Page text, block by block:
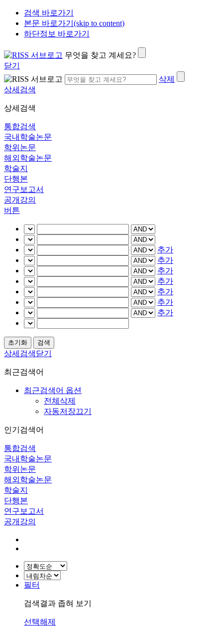
검색 바로가기
본문 바로가기(skip to content)
하단정보 바로가기
무엇을 찾고 계세요?
닫기
삭제
상세검색
상세검색
통합검색
국내학술논문
학위논문
해외학술논문
학술지
단행본
연구보고서
공개강의
버튼
추가
추가
추가
추가
추가
추가
추가
상세검색닫기
최근검색어
최근검색어 옵션
전체삭제
자동저장끄기
인기검색어
통합검색
국내학술논문
학위논문
해외학술논문
학술지
단행본
연구보고서
공개강의
필터
검색결과 좁혀 보기
선택해제